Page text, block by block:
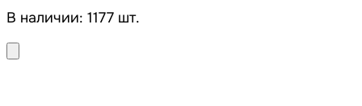
В наличии: 1177 шт.